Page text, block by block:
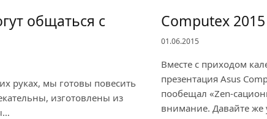
общаться с
руках, мы готовы повесить
изготовлены из
Computex
01.06.2015
Вместе с приходом
презентация Asus
пообещал «Zen-
внимание. Давайте же